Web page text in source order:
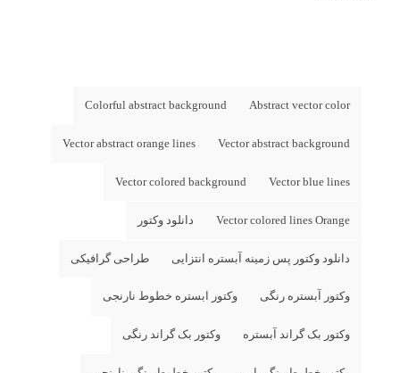
Abstract vector color
Colorful abstract background
Vector abstract background
Vector abstract orange lines
Vector blue lines
Vector colored background
Vector colored lines Orange دانلود وکتور
دانلود وکتور پس زمینه آبستره انتزایی طراحی گرافیکی
وکتور آبستره رنگی وکتور ابستره خطوط نارنجی
وکتور بک گراند آبستره وکتور بک گراند رنگی